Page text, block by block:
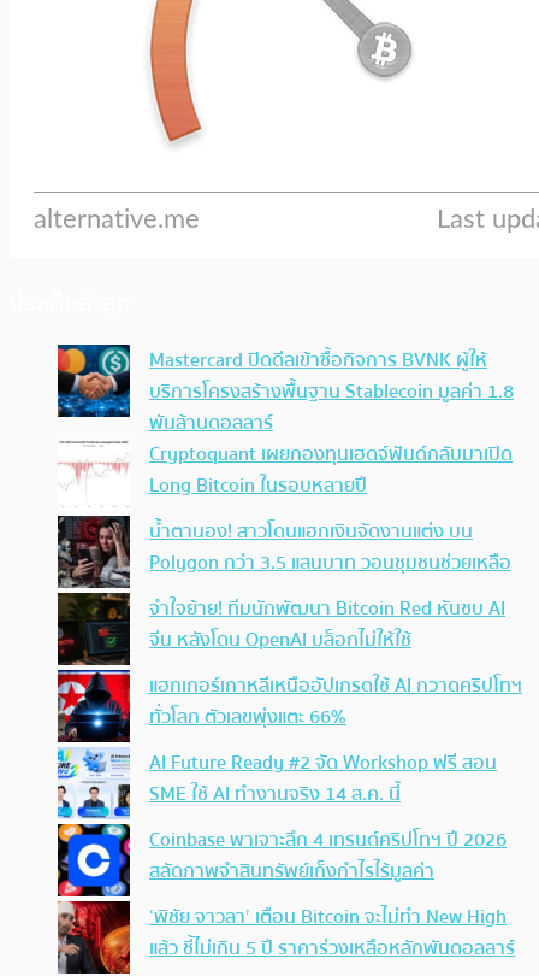
Mastercard ปิดดีลเข้าซื้อกิจการ BVNK ผู้ให้
บริการโครงสร้างพื้นฐาน Stablecoin มูลค่า 1.8
พันล้านดอลลาร์
Cryptoquant เผยกองทุนเฮดจ์ฟันด์กลับมาเปิด
Long Bitcoin ในรอบหลายปี
น้ำตานอง! สาวโดนแฮกเงินจัดงานแต่ง บน
Polygon กว่า 3.5 แสนบาท วอนชุมชนช่วยเหลือ
จำใจย้าย! ทีมนักพัฒนา Bitcoin Red หันซบ AI
จีน หลังโดน OpenAI บล็อกไม่ให้ใช้
แฮกเกอร์เกาหลีเหนืออัปเกรดใช้ AI กวาดคริปโทฯ
ทั่วโลก ตัวเลขพุ่งแตะ 66%
AI Future Ready #2 จัด Workshop ฟรี สอน
SME ใช้ AI ทำงานจริง 14 ส.ค. นี้
Coinbase พาเจาะลึก 4 เทรนด์คริปโทฯ ปี 2026
สลัดภาพจำสินทรัพย์เก็งกำไรไร้มูลค่า
‘พิชัย จาวลา’ เตือน Bitcoin จะไม่ทำ New High
แล้ว ชี้ไม่เกิน 5 ปี ราคาร่วงเหลือหลักพันดอลลาร์